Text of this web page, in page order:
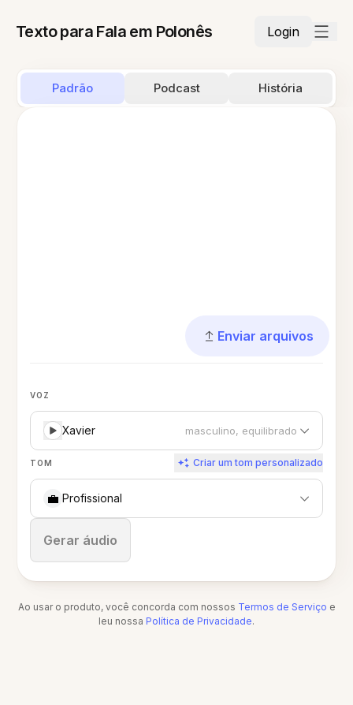
Texto para Fala em Polonês Login
Padrão Podcast História
Enviar arquivos
VOZ
Xavier masculino, equilibrado
TOM Criar um tom personalizado
💼 Profissional
Gerar áudio
Parar
Ao usar o produto, você concorda com nossos Termos de Serviço e
leu nossa Política de Privacidade.